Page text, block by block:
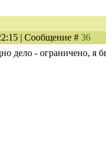
| Сообщение # 36
дело - ограничено, я